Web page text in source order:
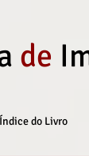
de
Índice do Livro